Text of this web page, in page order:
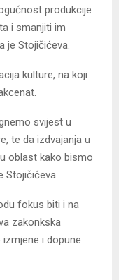
produkcije
i smanjiti im
je Stojičićeva.
kulture, na koji
svijest u
te da izdvajanja u
oblast kako bismo
Stojičićeva.
fokus biti i na
zakonkska
izmjene i dopune